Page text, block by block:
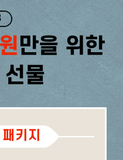
만을 위한
물
키지